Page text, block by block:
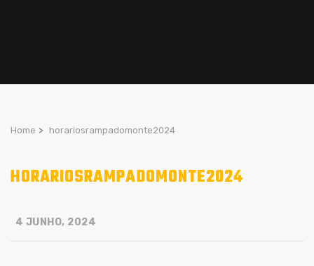
Home > horariosrampadomonte2024
HORARIOSRAMPADOMONTE2024
4 JUNHO, 2024